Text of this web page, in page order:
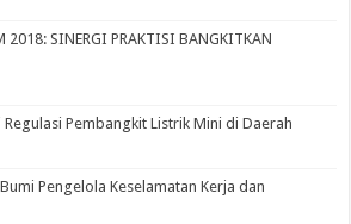
2018: SINERGI PRAKTISI BANGKITKAN
Regulasi Pembangkit Listrik Mini di Daerah
Pengelola Keselamatan Kerja dan